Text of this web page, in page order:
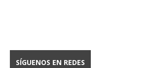
SÍGUENOS EN REDES